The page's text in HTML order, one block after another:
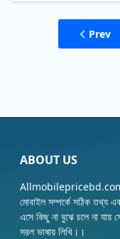
Prev
ABOUT US
Allmobilepricebd.com এই
মোবাইল সম্পর্কে সঠিক তথ্য
এসে কিছু না বুঝে চলে না
সরল ভাষায় লিখি।।